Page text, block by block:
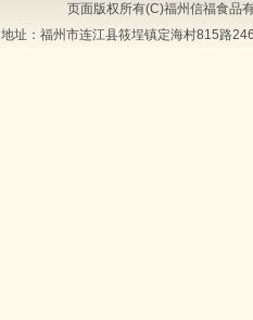
页面版权所有(C)福州信福食品
地址：福州市连江县筱埕镇定海村815路